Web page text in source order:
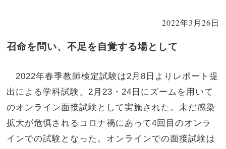
2022年3月26日
召命を問い、不足を自覚する場として
2022年春季教師検定試験は2月8日よりレポート提
出による学科試験、2月23・24日にズームを用いて
のオンライン面接試験として実施された。未だ感染
拡大が危惧されるコロナ禍にあって4回目のオンラ
インでの試験となった。オンラインでの面接試験は